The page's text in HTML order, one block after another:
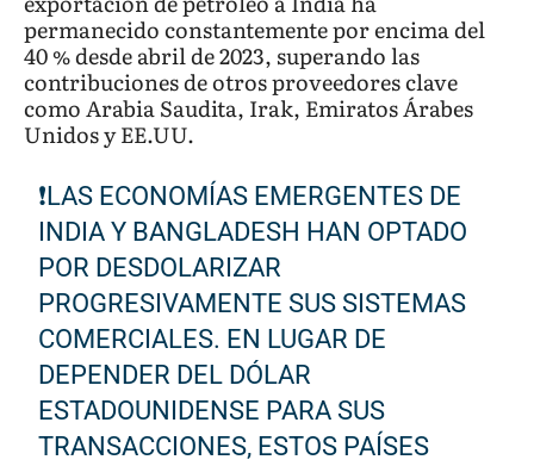
permanecido constantemente por encima del
40 % desde abril de 2023, superando las
contribuciones de otros proveedores clave
como Arabia Saudita, Irak, Emiratos Árabes
Unidos y EE.UU.
❗️LAS ECONOMÍAS EMERGENTES DE
INDIA Y BANGLADESH HAN OPTADO
POR DESDOLARIZAR
PROGRESIVAMENTE SUS SISTEMAS
COMERCIALES. EN LUGAR DE
DEPENDER DEL DÓLAR
ESTADOUNIDENSE PARA SUS
TRANSACCIONES, ESTOS PAÍSES